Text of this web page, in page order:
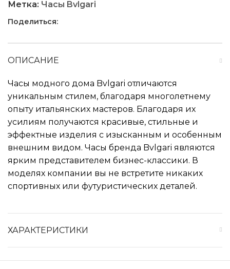
Метка: Часы Bvlgari
Поделиться:
ОПИСАНИЕ
Часы модного дома Bvlgari отличаются
уникальным стилем, благодаря многолетнему
опыту итальянских мастеров. Благодаря их
усилиям получаются красивые, стильные и
эффектные изделия с изысканным и особенным
внешним видом. Часы бренда Bvlgari являются
ярким представителем бизнес-классики. В
моделях компании вы не встретите никаких
спортивных или футуристических деталей.
ХАРАКТЕРИСТИКИ